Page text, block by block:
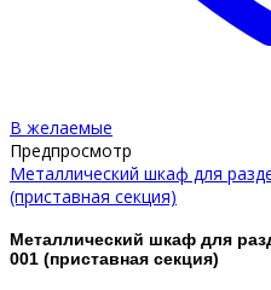
В желаемые
Предпросмотр
Металлический шкаф для
(приставная секция)
Металлический шкаф для
001 (приставная секция)